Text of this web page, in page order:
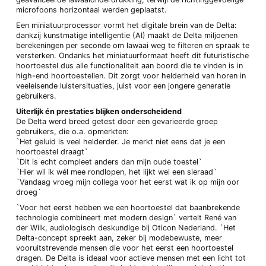
microfoons horizontaal werden geplaatst.
Een miniatuurprocessor vormt het digitale brein van de Delta:
dankzij kunstmatige intelligentie (AI) maakt de Delta miljoenen
berekeningen per seconde om lawaai weg te filteren en spraak te
versterken. Ondanks het miniatuurformaat heeft dit futuristische
hoortoestel dus alle functionaliteit aan boord die te vinden is in
high-end hoortoestellen. Dit zorgt voor helderheid van horen in
veeleisende luistersituaties, juist voor een jongere generatie
gebruikers.
Uiterlijk én prestaties blijken onderscheidend
De Delta werd breed getest door een gevarieerde groep
gebruikers, die o.a. opmerkten:
`Het geluid is veel helderder. Je merkt niet eens dat je een
hoortoestel draagt`
`Dit is echt compleet anders dan mijn oude toestel`
`Hier wil ik wél mee rondlopen, het lijkt wel een sieraad`
`Vandaag vroeg mijn collega voor het eerst wat ik op mijn oor
droeg`
`Voor het eerst hebben we een hoortoestel dat baanbrekende
technologie combineert met modern design` vertelt René van
der Wilk, audiologisch deskundige bij Oticon Nederland. `Het
Delta-concept spreekt aan, zeker bij modebewuste, meer
vooruitstrevende mensen die voor het eerst een hoortoestel
dragen. De Delta is ideaal voor actieve mensen met een licht tot